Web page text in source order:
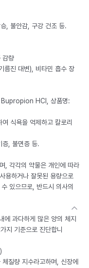
, 불안감, 구강 건조 등.
감량
름진 대변), 비타민 흡수 장
HCl, 상품명:
식욕을 억제하고 칼로리
증, 불면증 등.
, 각각의 약물은 개인에 따라
용하거나 잘못된 용량으로
있으므로, 반드시 의사의
에 과다하게 많은 양의 체지
지 기준으로 진단합니
질량 지수라고하며, 신장에